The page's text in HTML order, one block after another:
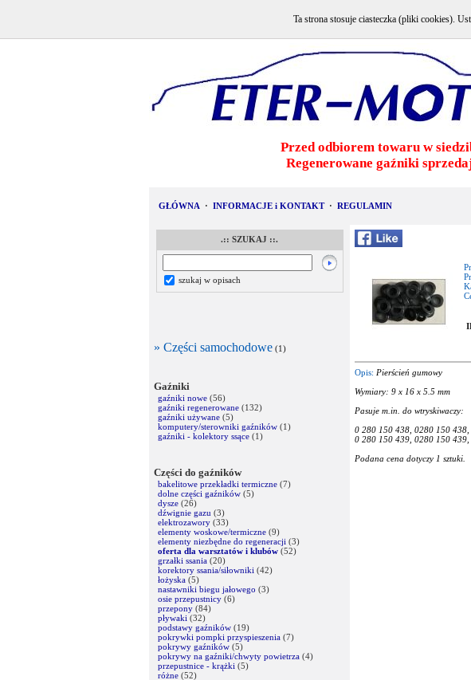
Przed odbiorem towaru w
Regenerowane gaźniki
GŁÓWNA · INFORMACJE i KONTAKT · REGULAMIN
.:: SZUKAJ ::.
szukaj w opisach
» Części samochodowe (1)
Gaźniki
gaźniki nowe (56)
gaźniki regenerowane (132)
gaźniki używane (5)
komputery/sterowniki gaźników (1)
gaźniki - kolektory ssące (1)
Części do gaźników
bakelitowe przekładki termiczne (7)
dolne części gaźników (5)
dysze (26)
dźwignie gazu (3)
elektrozawory (33)
elementy woskowe/termiczne (9)
elementy niezbędne do regeneracji (3)
oferta dla warsztatów i klubów (52)
grzałki ssania (20)
korektory ssania/siłowniki (42)
łożyska (5)
nastawniki biegu jałowego (3)
osie przepustnicy (6)
przepony (84)
pływaki (32)
podstawy gaźników (19)
pokrywki pompki przyspieszenia (7)
pokrywy gaźników (5)
pokrywy na gaźniki/chwyty powietrza (4)
przepustnice - krążki (5)
różne (52)
Opis: Pierścień gumowy
Wymiary: 9 x 16 x 5.5 mm
Pasuje m.in. do wtryskiwaczy:
0 280 150 438, 0280 150
0 280 150 439, 0280 150
Podana cena dotyczy 1 sztuki.
Ta strona stosuje ciasteczka (pliki cookies).